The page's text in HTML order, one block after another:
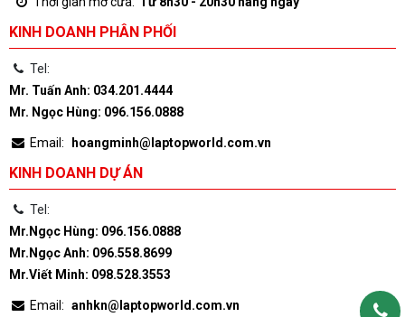
KINH DOANH PHÂN PHỐI
Tel:
Mr. Tuấn Anh: 034.201.4444
Mr. Ngọc Hùng: 096.156.0888
Email: hoangminh@laptopworld.com.vn
KINH DOANH DỰ ÁN
Tel:
Mr.Ngọc Hùng: 096.156.0888
Mr.Ngọc Anh: 096.558.8699
Mr.Viết Minh: 098.528.3553
Email: anhkn@laptopworld.com.vn